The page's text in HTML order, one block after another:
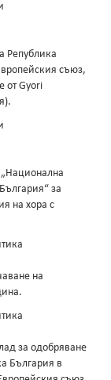
Република
съюз,
от Gyori
за
на хора с
на
за одобряване
България в